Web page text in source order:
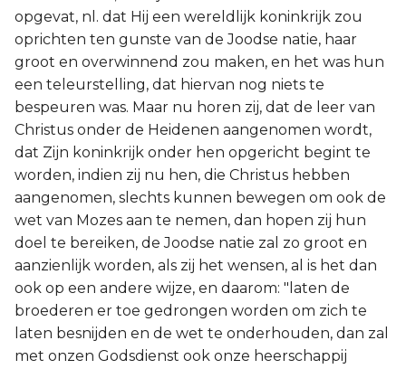
opgevat, nl. dat Hij een wereldlijk koninkrijk zou
oprichten ten gunste van de Joodse natie, haar
groot en overwinnend zou maken, en het was hun
een teleurstelling, dat hiervan nog niets te
bespeuren was. Maar nu horen zij, dat de leer van
Christus onder de Heidenen aangenomen wordt,
dat Zijn koninkrijk onder hen opgericht begint te
worden, indien zij nu hen, die Christus hebben
aangenomen, slechts kunnen bewegen om ook de
wet van Mozes aan te nemen, dan hopen zij hun
doel te bereiken, de Joodse natie zal zo groot en
aanzienlijk worden, als zij het wensen, al is het dan
ook op een andere wijze, en daarom: "laten de
broederen er toe gedrongen worden om zich te
laten besnijden en de wet te onderhouden, dan zal
met onzen Godsdienst ook onze heerschappij